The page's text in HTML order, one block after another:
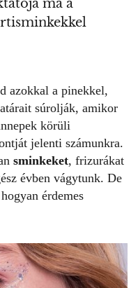
ma a
azokkal a pinekkel,
súrolják, amikor
körüli
jelenti számunkra.
sminkeket, frizurákat
évben vágytunk. De
érdemes